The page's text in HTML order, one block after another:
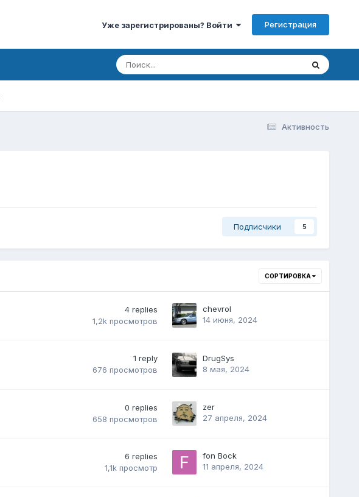
Уже зарегистрированы? Войти Регистрация
Активность
Подписчики 5
СОРТИРОВКА
4 replies
1,2k просмотров
chevrol
14 июня, 2024
1 reply
676 просмотров
DrugSys
8 мая, 2024
0 replies
658 просмотров
zer
27 апреля, 2024
6 replies
1,1k просмотр
fon Bock
11 апреля, 2024